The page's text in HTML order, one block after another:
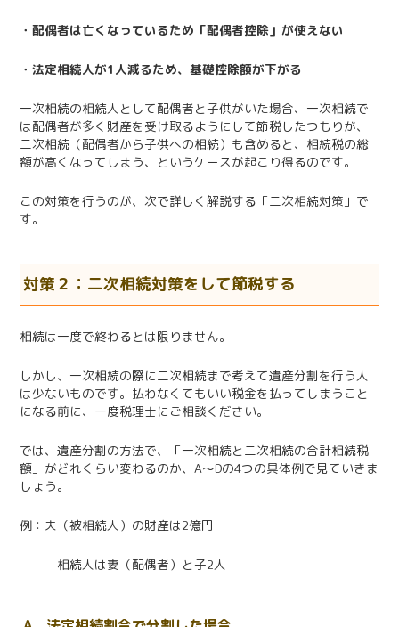
・配偶者は亡くなっているため「配偶者控除」が使えない
・法定相続人が1人減るため、基礎控除額が下がる
一次相続の相続人として配偶者と子供がいた場合、一次相続で
は配偶者が多く財産を受け取るようにして節税したつもりが、
二次相続（配偶者から子供への相続）も含めると、相続税の総
額が高くなってしまう、というケースが起こり得るのです。
この対策を行うのが、次で詳しく解説する「二次相続対策」で
す。
対策２：二次相続対策をして節税する
相続は一度で終わるとは限りません。
しかし、一次相続の際に二次相続まで考えて遺産分割を行う人
は少ないものです。払わなくてもいい税金を払ってしまうこと
になる前に、一度税理士にご相談ください。
では、遺産分割の方法で、「一次相続と二次相続の合計相続税
額」がどれくらい変わるのか、A～Dの4つの具体例で見ていきま
しょう。
例：夫（被相続人）の財産は2億円
相続人は妻（配偶者）と子2人